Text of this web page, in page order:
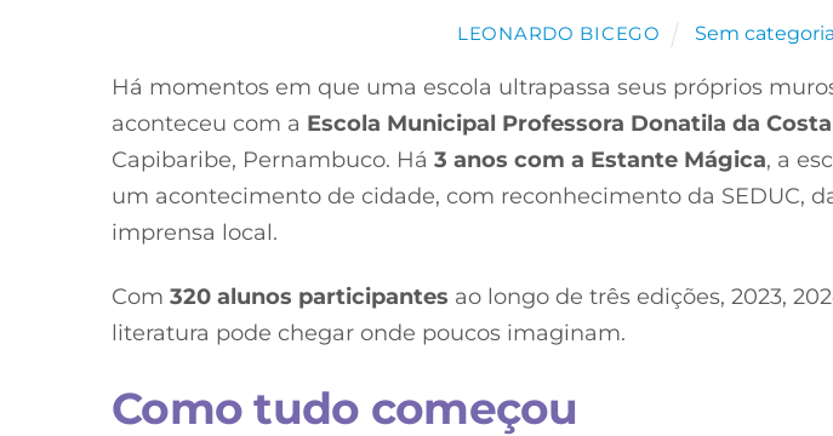
LEONARDO BICEGO Sem categoria
Há momentos em que uma escola ultrapassa seus próprios
aconteceu com a Escola Municipal Professora Donatila da
Capibaribe, Pernambuco. Há 3 anos com a Estante Mágica, a
um acontecimento de cidade, com reconhecimento da SEDUC,
imprensa local.
Com 320 alunos participantes ao longo de três edições, 2023,
literatura pode chegar onde poucos imaginam.
Como tudo começou